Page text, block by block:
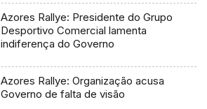
Azores Rallye: Presidente do Grupo
Desportivo Comercial lamenta
indiferença do Governo
Azores Rallye: Organização acusa
Governo de falta de visão